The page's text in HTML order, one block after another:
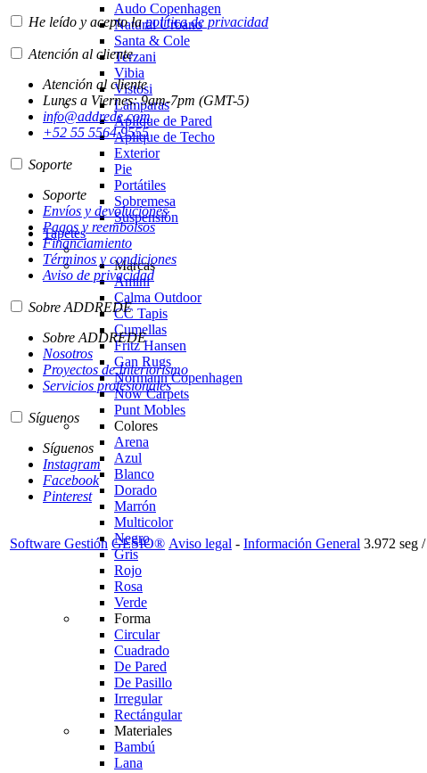
Audo Copenhagen
Natural Urbano
Santa & Cole
Terzani
Vibia
Vistosi
Lámparas
Aplique de Pared
Aplique de Techo
Exterior
Pie
Portátiles
Sobremesa
Suspensión
Tapetes
Marcas
Amini
Calma Outdoor
CC Tapis
Cumellas
Fritz Hansen
Gan Rugs
Normann Copenhagen
Now Carpets
Punt Mobles
Colores
Arena
Azul
Blanco
Dorado
Marrón
Multicolor
Negro
Gris
Rojo
Rosa
Verde
Forma
Circular
Cuadrado
De Pared
De Pasillo
Irregular
Rectángular
Materiales
Bambú
Lana
He leído y acepto lapolítica de privacidad
Atención al cliente
Atención al cliente
Lunes a Viernes: 9am-7pm (GMT-5)
info@addrede.com
+52 55 5564 9555
Soporte
Soporte
Envíos y devoluciones
Pagos y reembolsos
Financiamiento
Términos y condiciones
Aviso de privacidad
Sobre ADDREDE
Sobre ADDREDE
Nosotros
Proyectos de Interiorismo
Servicios profesionales
Síguenos
Síguenos
Instagram
Facebook
Pinterest
Software Gestión GESIO® Aviso legal - Información General 3.972 seg /